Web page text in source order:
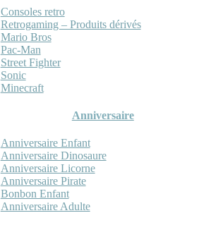
Consoles retro
Retrogaming – Produits dérivés
Mario Bros
Pac-Man
Street Fighter
Sonic
Minecraft
Anniversaire
Anniversaire Enfant
Anniversaire Dinosaure
Anniversaire Licorne
Anniversaire Pirate
Bonbon Enfant
Anniversaire Adulte